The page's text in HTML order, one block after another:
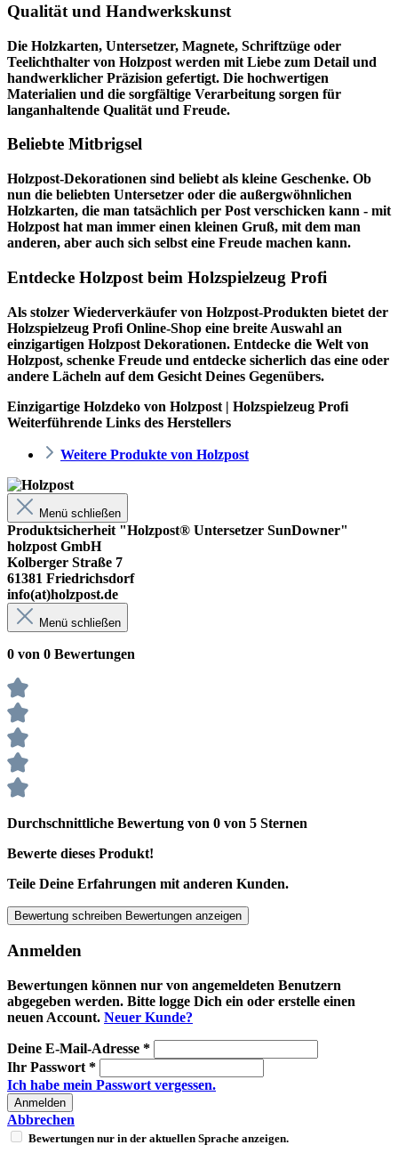
Qualität und Handwerkskunst
Die Holzkarten, Untersetzer, Magnete, Schriftzüge oder
Teelichthalter von Holzpost werden mit Liebe zum Detail und
handwerklicher Präzision gefertigt. Die hochwertigen
Materialien und die sorgfältige Verarbeitung sorgen für
langanhaltende Qualität und Freude.
Beliebte Mitbrigsel
Holzpost-Dekorationen sind beliebt als kleine Geschenke. Ob
nun die beliebten Untersetzer oder die außergwöhnlichen
Holzkarten, die man tatsächlich per Post verschicken kann - mit
Holzpost hat man immer einen kleinen Gruß, mit dem man
anderen, aber auch sich selbst eine Freude machen kann.
Entdecke Holzpost beim Holzspielzeug Profi
Als stolzer Wiederverkäufer von Holzpost-Produkten bietet der
Holzspielzeug Profi Online-Shop eine breite Auswahl an
einzigartigen Holzpost Dekorationen. Entdecke die Welt von
Holzpost, schenke Freude und entdecke sicherlich das eine oder
andere Lächeln auf dem Gesicht Deines Gegenübers.
Einzigartige Holzdeko von Holzpost | Holzspielzeug Profi
Weiterführende Links des Herstellers
Weitere Produkte von Holzpost
Menü schließen
Produktsicherheit "Holzpost® Untersetzer SunDowner"
holzpost GmbH
Kolberger Straße 7
61381 Friedrichsdorf
info(at)holzpost.de
Menü schließen
0 von 0 Bewertungen
Durchschnittliche Bewertung von 0 von 5 Sternen
Bewerte dieses Produkt!
Teile Deine Erfahrungen mit anderen Kunden.
Bewertung schreiben Bewertungen anzeigen
Anmelden
Bewertungen können nur von angemeldeten Benutzern
abgegeben werden. Bitte logge Dich ein oder erstelle einen
neuen Account. Neuer Kunde?
Deine E-Mail-Adresse *
Ihr Passwort *
Ich habe mein Passwort vergessen.
Anmelden
Abbrechen
Bewertungen nur in der aktuellen Sprache anzeigen.